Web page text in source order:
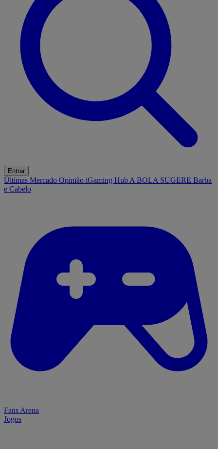
Entrar
Últimas Mercado Opinião iGaming Hub A BOLA SUGERE Barba
e Cabelo
Fans Arena
Jogos